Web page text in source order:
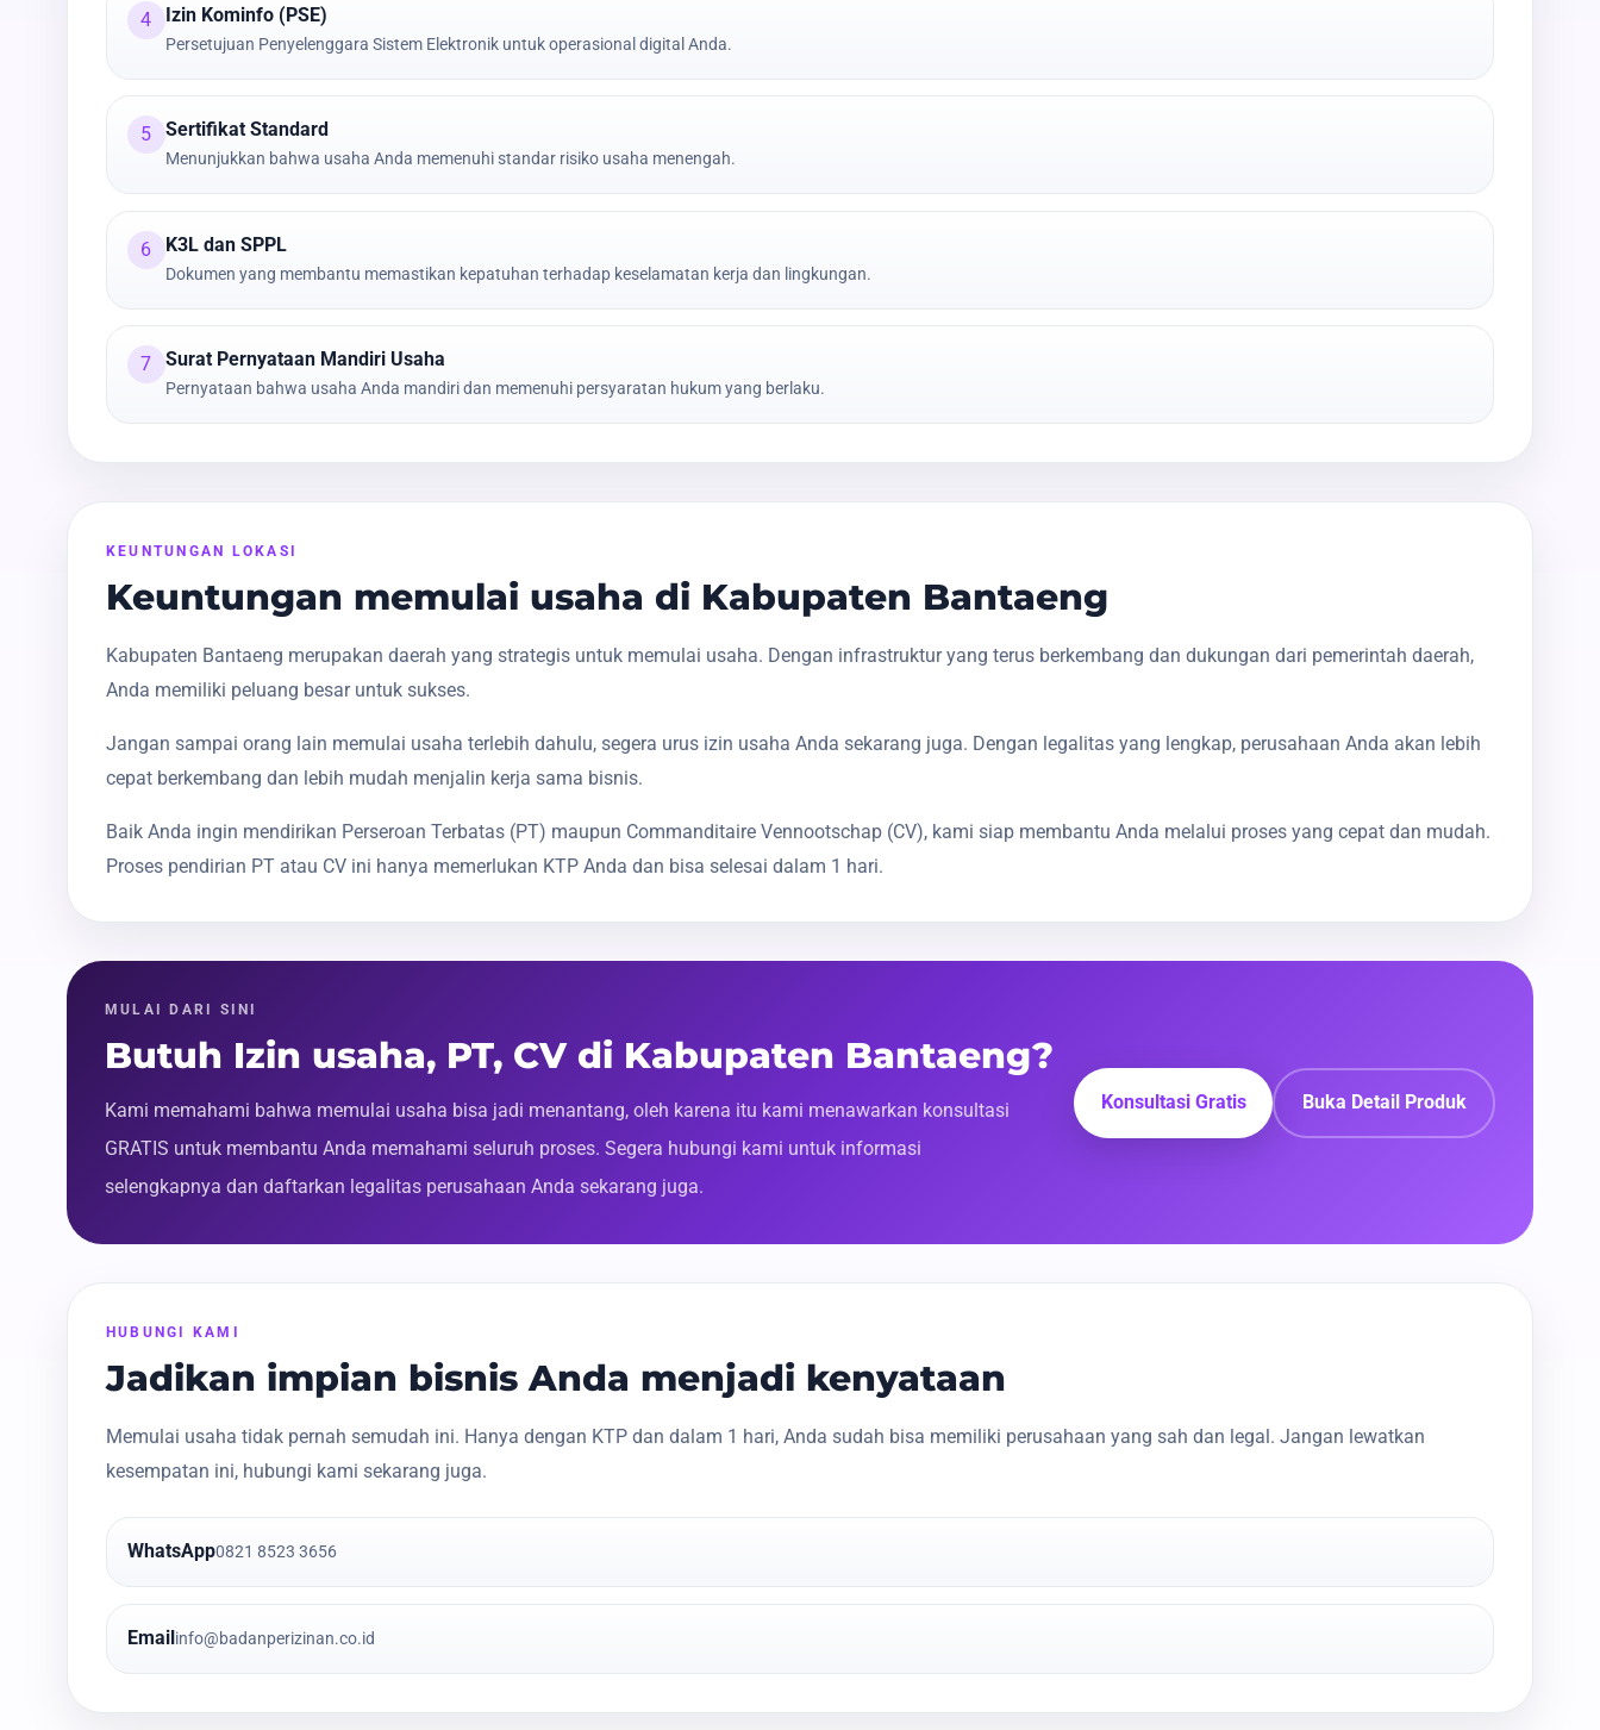
4 Izin Kominfo (PSE)
Persetujuan Penyelenggara Sistem Elektronik untuk operasional digital Anda.
5 Sertifikat Standard
Menunjukkan bahwa usaha Anda memenuhi standar risiko usaha menengah.
6 K3L dan SPPL
Dokumen yang membantu memastikan kepatuhan terhadap keselamatan kerja dan lingkungan.
7 Surat Pernyataan Mandiri Usaha
Pernyataan bahwa usaha Anda mandiri dan memenuhi persyaratan hukum yang berlaku.
KEUNTUNGAN LOKASI
Keuntungan memulai usaha di Kabupaten Bantaeng
Kabupaten Bantaeng merupakan daerah yang strategis untuk memulai usaha. Dengan infrastruktur yang terus berkembang dan dukungan dari pemerintah daerah,
Anda memiliki peluang besar untuk sukses.
Jangan sampai orang lain memulai usaha terlebih dahulu, segera urus izin usaha Anda sekarang juga. Dengan legalitas yang lengkap, perusahaan Anda akan lebih
cepat berkembang dan lebih mudah menjalin kerja sama bisnis.
Baik Anda ingin mendirikan Perseroan Terbatas (PT) maupun Commanditaire Vennootschap (CV), kami siap membantu Anda melalui proses yang cepat dan mudah.
Proses pendirian PT atau CV ini hanya memerlukan KTP Anda dan bisa selesai dalam 1 hari.
MULAI DARI SINI
Butuh Izin usaha, PT, CV di Kabupaten Bantaeng?
Kami memahami bahwa memulai usaha bisa jadi menantang, oleh karena itu kami menawarkan konsultasi
GRATIS untuk membantu Anda memahami seluruh proses. Segera hubungi kami untuk informasi
selengkapnya dan daftarkan legalitas perusahaan Anda sekarang juga.
Konsultasi Gratis Buka Detail Produk
HUBUNGI KAMI
Jadikan impian bisnis Anda menjadi kenyataan
Memulai usaha tidak pernah semudah ini. Hanya dengan KTP dan dalam 1 hari, Anda sudah bisa memiliki perusahaan yang sah dan legal. Jangan lewatkan
kesempatan ini, hubungi kami sekarang juga.
WhatsApp0821 8523 3656
Emailinfo@badanperizinan.co.id